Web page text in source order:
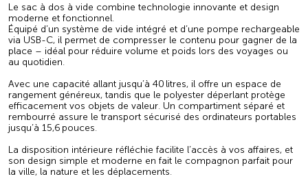
Le sac à dos à vide combine technologie innovante et design
moderne et fonctionnel.
Équipé d’un système de vide intégré et d’une pompe rechargeable
via USB-C, il permet de compresser le contenu pour gagner de la
place – idéal pour réduire volume et poids lors des voyages ou
au quotidien.
Avec une capacité allant jusqu’à 40 litres, il offre un espace de
rangement généreux, tandis que le polyester déperlant protège
efficacement vos objets de valeur. Un compartiment séparé et
rembourré assure le transport sécurisé des ordinateurs portables
jusqu’à 15,6 pouces.
La disposition intérieure réfléchie facilite l’accès à vos affaires, et
son design simple et moderne en fait le compagnon parfait pour
la ville, la nature et les déplacements.